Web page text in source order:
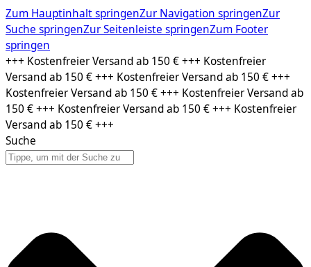
Zum Hauptinhalt springenZur Navigation springenZur
Suche springenZur Seitenleiste springenZum Footer
springen
Zum
Inhalt
springen
+++ Kostenfreier Versand ab 150 € +++ Kostenfreier
Versand ab 150 € +++ Kostenfreier Versand ab 150 € +++
Kostenfreier Versand ab 150 € +++ Kostenfreier Versand ab
150 € +++ Kostenfreier Versand ab 150 € +++ Kostenfreier
Versand ab 150 € +++
Suche